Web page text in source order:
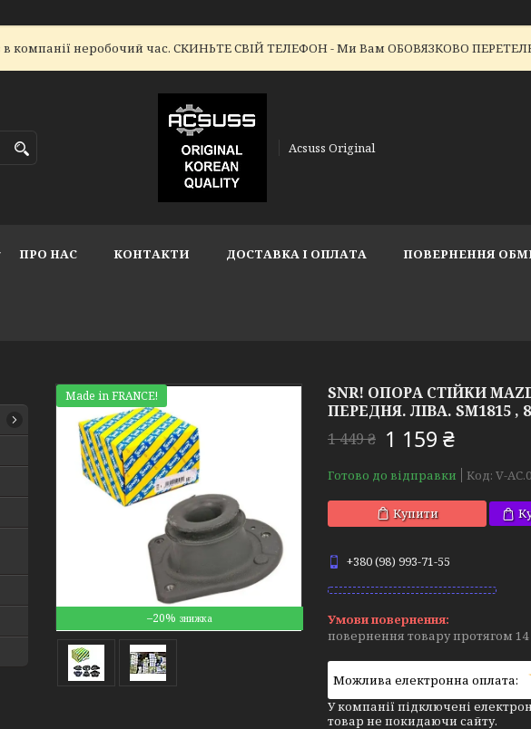
в компанії неробочий час. СКИНЬТЕ СВІЙ ТЕЛЕФОН - Ми Вам ОБОВЯЗКОВО
Acsuss Original
ПРО НАС КОНТАКТИ ДОСТАВКА І ОПЛАТА ПОВЕРНЕННЯ
–20%
Made in FRANCE!
SNR! ОПОРА СТІЙКИ
ПЕРЕДНЯ. ЛІВА. SM1815 ,
1 449 ₴ 1 159 ₴
Готово до відправки Код: V-
Купити
+380 (98) 993-71-55
повернення товару протягом 14
У компанії підключені
товар не покидаючи сайту.